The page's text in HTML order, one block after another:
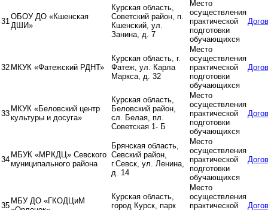
31
ОБОУ ДО «Кшенская
ДШИ»
Курская область,
Советский район, п.
Кшенский, ул.
Занина, д. 7
Место
осуществления
практической
подготовки
обучающихся
32 МКУК «Фатежский РДНТ»
Курская область, г.
Фатеж, ул. Карла
Маркса, д. 32
Место
осуществления
практической
подготовки
обучающихся
33
МКУК «Беловский центр
культуры и досуга»
Курская область,
Беловский район,
сл. Белая, пл.
Советская 1- Б
Место
осуществления
практической
подготовки
обучающихся
34
МБУК «МРКДЦ» Севского
муниципального района
Брянская область,
Севский район,
г.Севск, ул. Ленина,
д. 14
Место
осуществления
практической
подготовки
обучающихся
35
МБУ ДО «ГКОДЦиМ
Курская область,
город Курск, парк
Место
осуществления
практической